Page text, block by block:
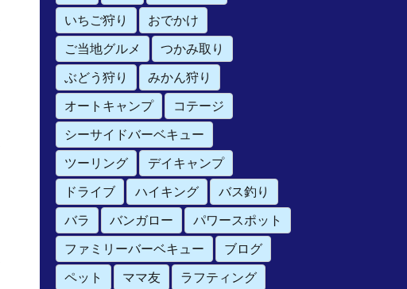
いちご狩り
おでかけ
ご当地グルメ
つかみ取り
ぶどう狩り
みかん狩り
オートキャンプ
コテージ
シーサイドバーベキュー
ツーリング
デイキャンプ
ドライブ
ハイキング
バス釣り
バラ
バンガロー
パワースポット
ファミリーバーベキュー
ブログ
ペット
ママ友
ラフティング